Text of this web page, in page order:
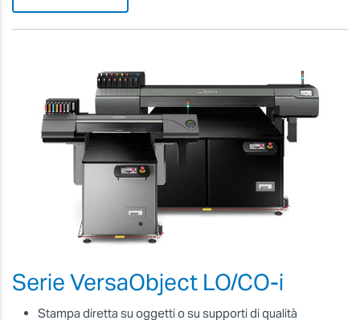
Serie VersaObject LO/CO-i
Stampa diretta su oggetti o su supporti di qualità